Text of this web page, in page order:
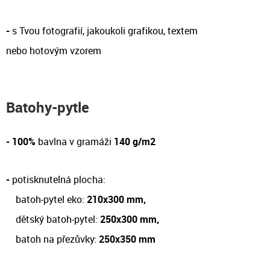
- s Tvou fotografií, jakoukoli grafikou, textem
nebo hotovým vzorem
Batohy-pytle
- 100% bavlna v gramáži 140 g/m2
- potisknutelná plocha:
batoh-pytel eko: 210x300 mm,
dětský batoh-pytel: 250x300 mm,
batoh na přezůvky: 250x350 mm